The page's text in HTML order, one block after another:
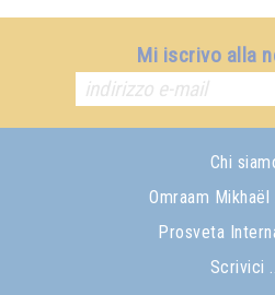
Mi iscrivo alla
Chi
Omraam
Prosveta
Scrivici ...